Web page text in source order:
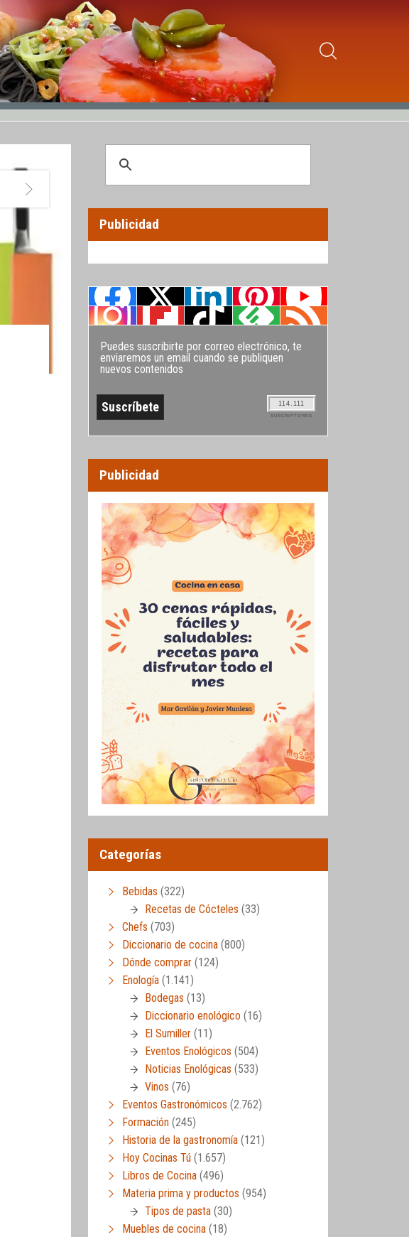
Publicidad
Puedes suscribirte por correo electrónico, te
enviaremos un email cuando se publiquen
nuevos contenidos
114.111
SUSCRIPTORES
Publicidad
Categorías
Bebidas (322)
Recetas de Cócteles (33)
Chefs (703)
Diccionario de cocina (800)
Dónde comprar (124)
Enología (1.141)
Bodegas (13)
Diccionario enológico (16)
El Sumiller (11)
Eventos Enológicos (504)
Noticias Enológicas (533)
Vinos (76)
Eventos Gastronómicos (2.762)
Formación (245)
Historia de la gastronomía (121)
Hoy Cocinas Tú (1.657)
Libros de Cocina (496)
Materia prima y productos (954)
Tipos de pasta (30)
Muebles de cocina (18)